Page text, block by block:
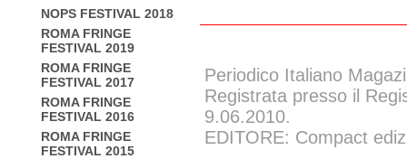
NOPS FESTIVAL 2018
ROMA FRINGE
FESTIVAL 2019
ROMA FRINGE
FESTIVAL 2017
ROMA FRINGE
FESTIVAL 2016
ROMA FRINGE
FESTIVAL 2015
Periodico Italiano
Registrata presso il
9.06.2010.
EDITORE: Compact